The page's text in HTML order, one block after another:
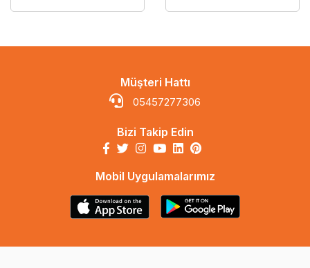
Müşteri Hattı
05457277306
Bizi Takip Edin
Mobil Uygulamalarımız